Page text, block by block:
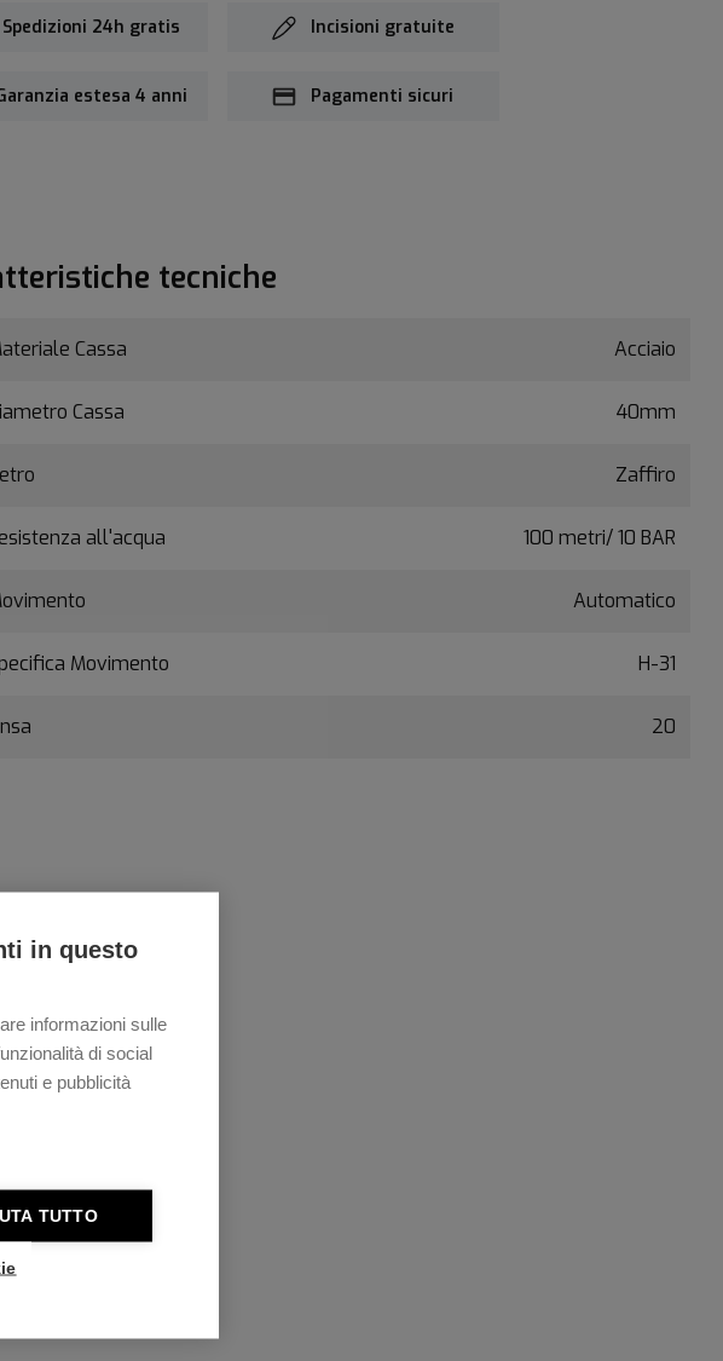
in questo
informazioni sulle
di social
e pubblicità
TUTTO
Spedizioni 24h gratis Incisioni gratuite
estesa 4 anni Pagamenti sicuri
tecniche
Cassa Acciaio
Cassa 40mm
Zaffiro
all'acqua 100 metri/ 10 BAR
Automatico
Movimento H-31
20